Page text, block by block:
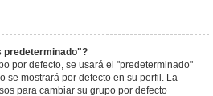
predeterminado"?
por defecto, se usará el "predeterminado"
se mostrará por defecto en su perfil. La
para cambiar su grupo por defecto